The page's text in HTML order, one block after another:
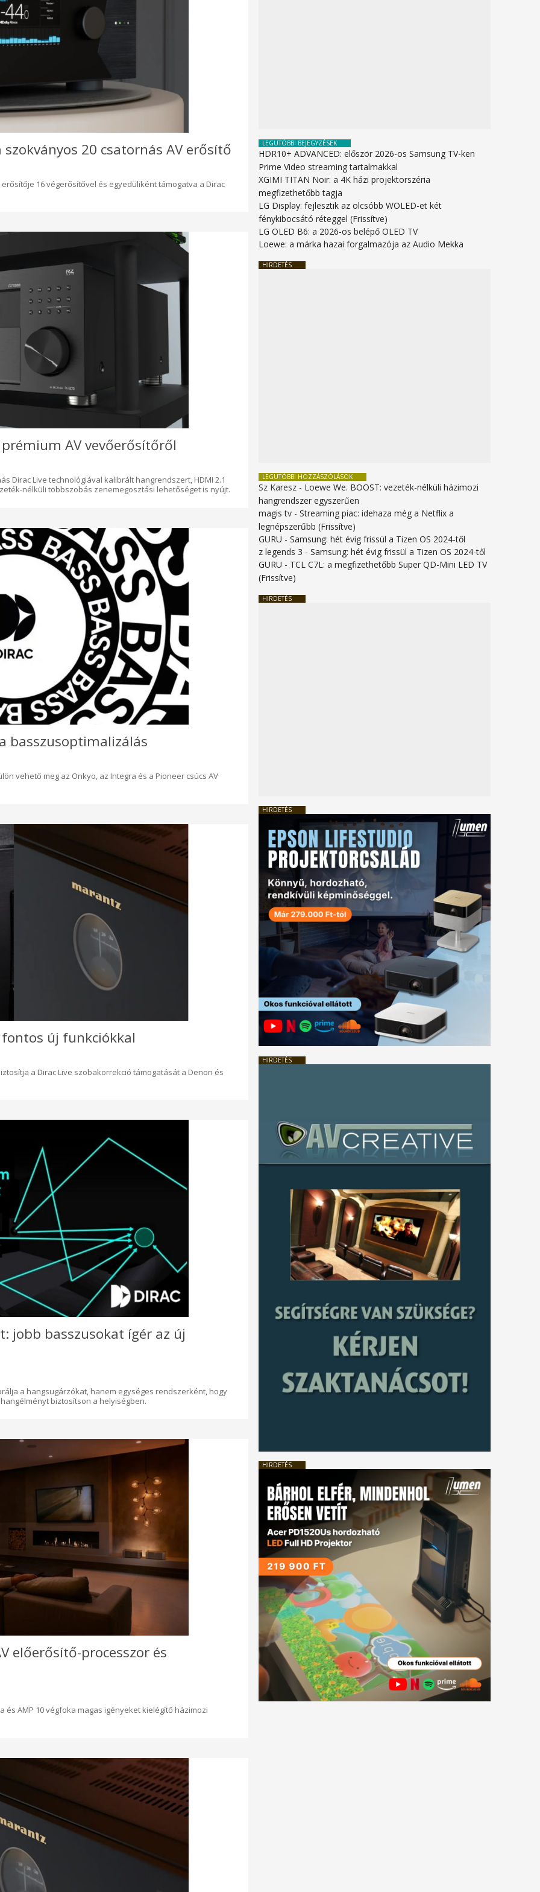
20 csatornás AV erősítő
erősítője 16 végerősítővel és egyedüliként támogatva a Dirac
AV vevőerősítőről
Dirac Live technológiával kalibrált hangrendszert, HDMI 2.1
nélküli többszobás zenemegosztási lehetőséget is nyújt.
basszusoptimalizálás
vehető meg az Onkyo, az Integra és a Pioneer csúcs AV
új funkciókkal
a Dirac Live szobakorrekció támogatását a Denon és
jobb basszusokat ígér az új
a hangsugárzókat, hanem egységes rendszerként, hogy
biztosítson a helyiségben.
előerősítő-processzor és
és AMP 10 végfoka magas igényeket kielégítő házimozi
LEGUTÓBBI BEJEGYZÉSEK
HDR10+ ADVANCED: először 2026-os Samsung TV-ken
Prime Video streaming tartalmakkal
XGIMI TITAN Noir: a 4K házi projektorszéria
megfizethetőbb tagja
LG Display: fejlesztik az olcsóbb WOLED-et két
fénykibocsátó réteggel (Frissítve)
LG OLED B6: a 2026-os belépő OLED TV
Loewe: a márka hazai forgalmazója az Audio Mekka
HIRDETÉS
LEGUTÓBBI HOZZÁSZÓLÁSOK
Sz Karesz - Loewe We. BOOST: vezeték-nélküli házimozi
hangrendszer egyszerűen
magis tv -Streaming piac: idehaza még a Netflix a
legnépszerűbb (Frissítve)
GURU -Samsung: hét évig frissül a Tizen OS 2024-től
z legends 3 -Samsung: hét évig frissül a Tizen OS 2024-től
GURU - TCL C7L: a megfizethetőbb Super QD-Mini LED TV
(Frissítve)
HIRDETÉS
HIRDETÉS
HIRDETÉS
HIRDETÉS